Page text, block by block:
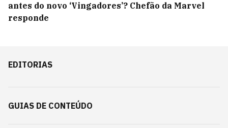
antes do novo ‘Vingadores’? Chefão da Marvel
responde
EDITORIAS
GUIAS DE CONTEÚDO